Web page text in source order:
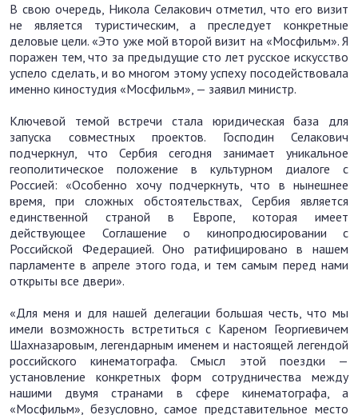
В свою очередь, Никола Селакович отметил, что его визит
не является туристическим, а преследует конкретные
деловые цели. «Это уже мой второй визит на «Мосфильм». Я
поражен тем, что за предыдущие сто лет русское искусство
успело сделать, и во многом этому успеху посодействовала
именно киностудия «Мосфильм», — заявил министр.
Ключевой темой встречи стала юридическая база для
запуска совместных проектов. Господин Селакович
подчеркнул, что Сербия сегодня занимает уникальное
геополитическое положение в культурном диалоге с
Россией: «Особенно хочу подчеркнуть, что в нынешнее
время, при сложных обстоятельствах, Сербия является
единственной страной в Европе, которая имеет
действующее Соглашение о кинопродюсировании с
Российской Федерацией. Оно ратифицировано в нашем
парламенте в апреле этого года, и тем самым перед нами
открыты все двери».
«Для меня и для нашей делегации большая честь, что мы
имели возможность встретиться с Кареном Георгиевичем
Шахназаровым, легендарным именем и настоящей легендой
российского кинематографа. Смысл этой поездки —
установление конкретных форм сотрудничества между
нашими двумя странами в сфере кинематографа, а
«Мосфильм», безусловно, самое представительное место